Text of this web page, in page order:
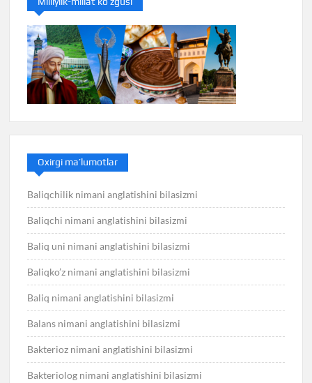
Oxirgi ma’lumotlar
Baliqchilik nimani anglatishini bilasizmi
Baliqchi nimani anglatishini bilasizmi
Baliq uni nimani anglatishini bilasizmi
Baliqko’z nimani anglatishini bilasizmi
Baliq nimani anglatishini bilasizmi
Balans nimani anglatishini bilasizmi
Bakterioz nimani anglatishini bilasizmi
Bakteriolog nimani anglatishini bilasizmi